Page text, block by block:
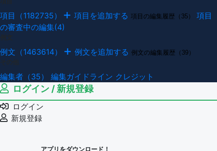
項目（1182735） 項目を追加する 項目の編集履歴（35）
項目
の審査中の編集(4)
例文（1463614） 例文を追加する 例文の編集履歴（39）
編集者（35） 編集ガイドライン クレジット
ログイン / 新規登録
ログイン
新規登録
アプリをダウンロード！